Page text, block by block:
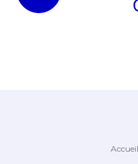
Accueil